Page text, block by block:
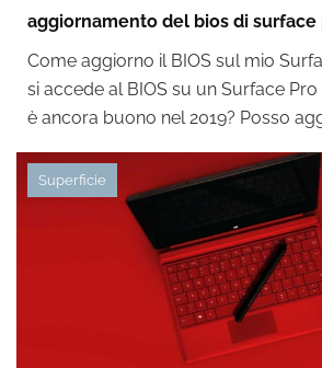
aggiornamento del bios di surface
Come aggiorno il BIOS sul mio
si accede al BIOS su un Surface
è ancora buono nel 2019? Posso
Superficie